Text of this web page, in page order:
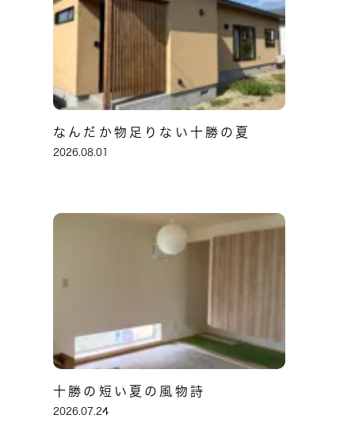
なんだか物足りない十勝の夏
2026.08.01
十勝の短い夏の風物詩
2026.07.24